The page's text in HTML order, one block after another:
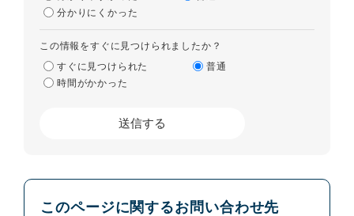
分かりにくかった
この情報をすぐに見つけられましたか？
すぐに見つけられた
普通
時間がかかった
このページに関するお問い合わせ先